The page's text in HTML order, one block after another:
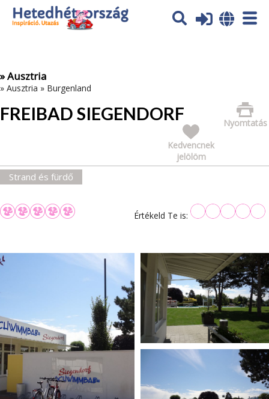
Az oldal sütiket (cookies) használ. További tájékoztatás itt:
Adatvédelmi tájékoztató
» Ausztria
» Ausztria » Burgenland
FREIBAD SIEGENDORF
Nyomtatás
Kedvencnek
jelölöm
Strand és fürdő
Értékeld Te is: